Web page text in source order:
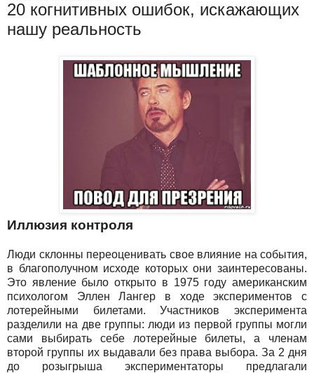
20 когнитивных ошибок, искажающих
нашу реальность
Иллюзия контроля
Люди склонны переоценивать свое влияние на события,
в благополучном исходе которых они заинтересованы.
Это явление было открыто в 1975 году американским
психологом Эллен Лангер в ходе экспериментов с
лотерейными билетами. Участников эксперимента
разделили на две группы: люди из первой группы могли
сами выбирать себе лотерейные билеты, а членам
второй группы их выдавали без права выбора. За 2 дня
до розыгрыша экспериментаторы предлагали